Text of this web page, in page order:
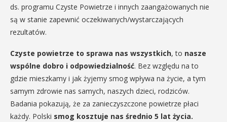
ds. programu Czyste Powietrze i innych zaangażowanych nie
są w stanie zapewnić oczekiwanych/wystarczających
rezultatów.
Czyste powietrze to sprawa nas wszystkich, to nasze
wspólne dobro i odpowiedzialność. Bez względu na to
gdzie mieszkamy i jak żyjemy smog wpływa na życie, a tym
samym zdrowie nas samych, naszych dzieci, rodziców.
Badania pokazują, że za zanieczyszczone powietrze płaci
każdy. Polski smog kosztuje nas średnio 5 lat życia.